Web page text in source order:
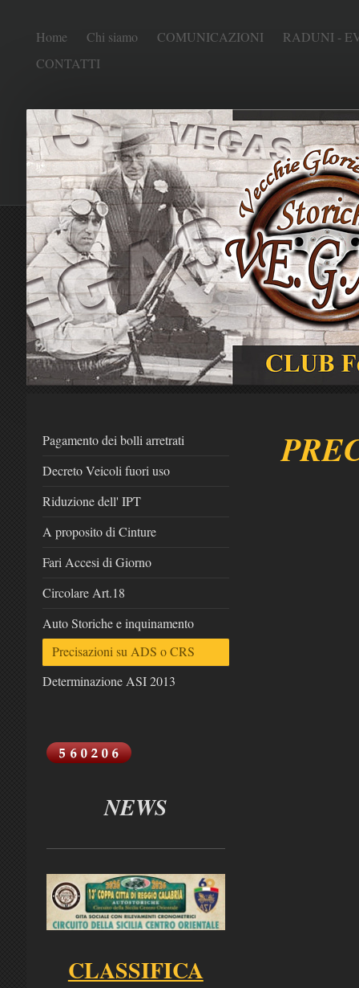
Home Chi siamo COMUNICAZIONI
RADUNI -
CONTATTI
Pagamento dei bolli arretrati
Decreto Veicoli fuori uso
Riduzione dell' IPT
A proposito di Cinture
Fari Accesi di Giorno
Circolare Art.18
Auto Storiche e inquinamento
Precisazioni su ADS o CRS
Determinazione ASI 2013
NEWS
CLASSIFICA